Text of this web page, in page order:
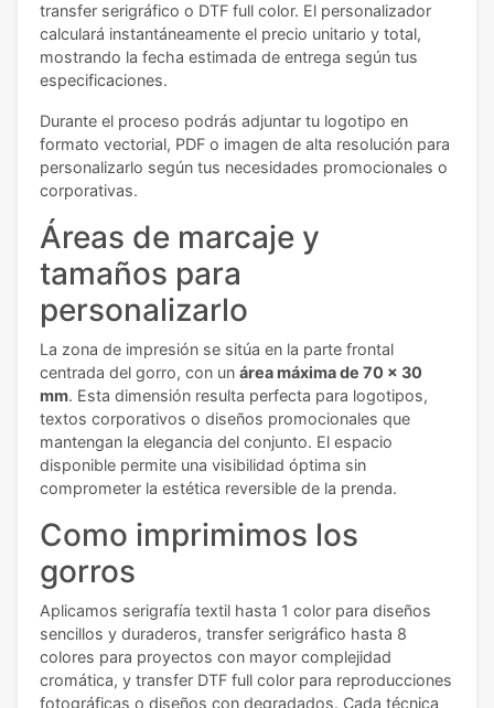
transfer serigráfico o DTF full color. El personalizador
calculará instantáneamente el precio unitario y total,
mostrando la fecha estimada de entrega según tus
especificaciones.
Durante el proceso podrás adjuntar tu logotipo en
formato vectorial, PDF o imagen de alta resolución para
personalizarlo según tus necesidades promocionales o
corporativas.
Áreas de marcaje y
tamaños para
personalizarlo
La zona de impresión se sitúa en la parte frontal
centrada del gorro, con un área máxima de 70 x 30
mm. Esta dimensión resulta perfecta para logotipos,
textos corporativos o diseños promocionales que
mantengan la elegancia del conjunto. El espacio
disponible permite una visibilidad óptima sin
comprometer la estética reversible de la prenda.
Como imprimimos los
gorros
Aplicamos serigrafía textil hasta 1 color para diseños
sencillos y duraderos, transfer serigráfico hasta 8
colores para proyectos con mayor complejidad
cromática, y transfer DTF full color para reproducciones
fotográficas o diseños con degradados. Cada técnica